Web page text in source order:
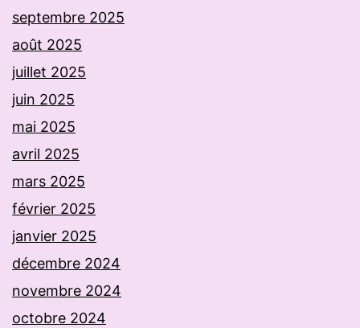
septembre 2025
août 2025
juillet 2025
juin 2025
mai 2025
avril 2025
mars 2025
février 2025
janvier 2025
décembre 2024
novembre 2024
octobre 2024